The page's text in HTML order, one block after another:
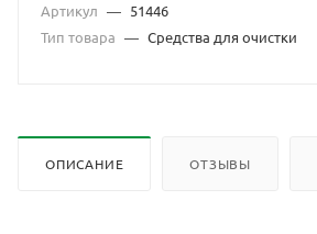
Артикул — 51446
Тип товара — Средства для очистки
ОПИСАНИЕ ОТЗЫВЫ